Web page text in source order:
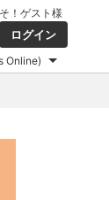
！ ゲスト 様
ログイン
Online)